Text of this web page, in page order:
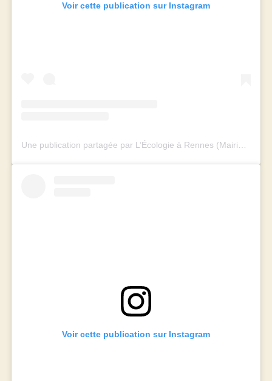
Voir cette publication sur Instagram
Une publication partagée par L’Écologie à Rennes (Mairie et Métropole) (@rennes_ecologie)
Voir cette publication sur Instagram